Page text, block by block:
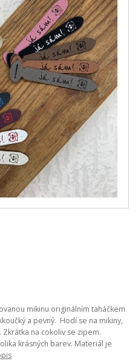
mikinu originálním taháčkem
a pevný. Hodí se na mikiny,
na cokoliv se zipem.
krásných barev. Materiál je